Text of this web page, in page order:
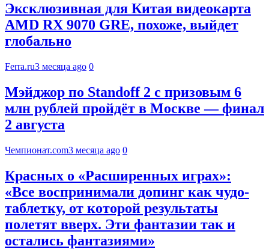
Эксклюзивная для Китая видеокарта
AMD RX 9070 GRE, похоже, выйдет
глобально
Ferra.ru3 месяца ago 0
Мэйджор по Standoff 2 с призовым 6
млн рублей пройдёт в Москве — финал
2 августа
Чемпионат.com3 месяца ago 0
Красных о «Расширенных играх»:
«Все воспринимали допинг как чудо-
таблетку, от которой результаты
полетят вверх. Эти фантазии так и
остались фантазиями»